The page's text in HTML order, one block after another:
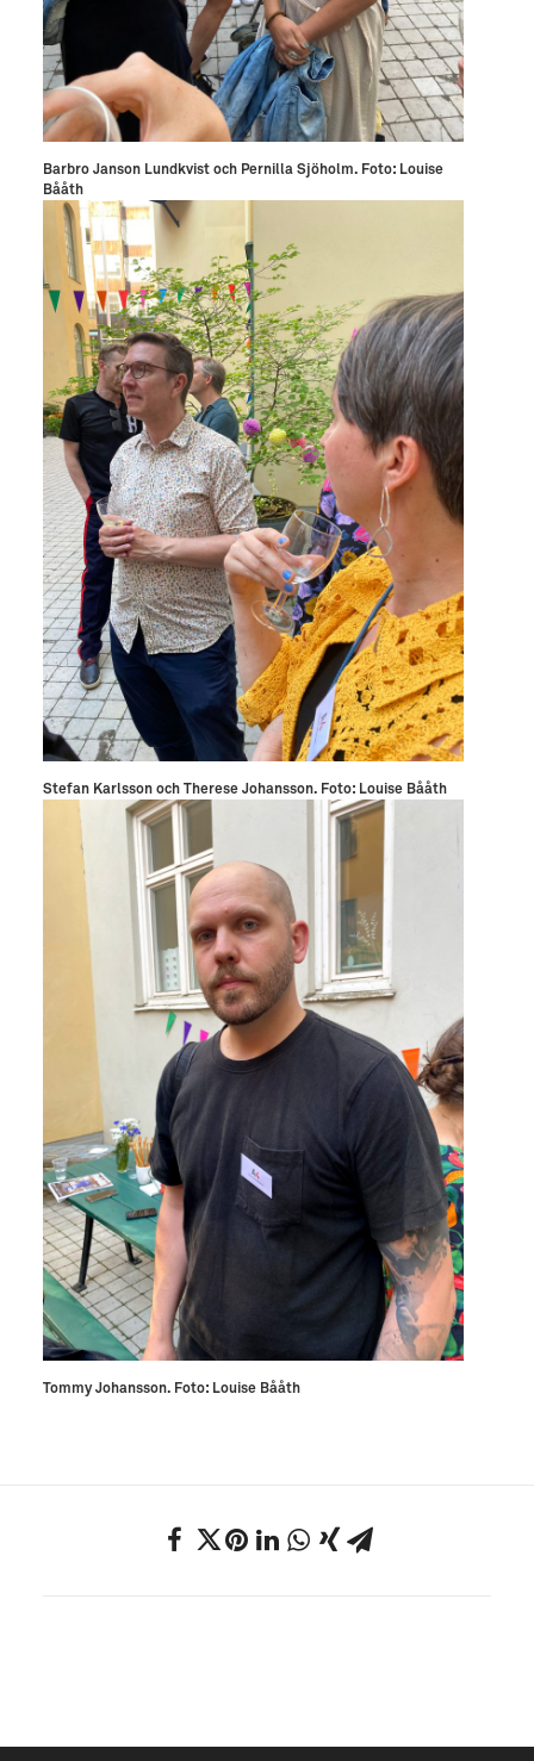
Barbro Janson Lundkvist och Pernilla Sjöholm. Foto: Louise
Bååth
Stefan Karlsson och Therese Johansson. Foto: Louise Bååth
Tommy Johansson. Foto: Louise Bååth